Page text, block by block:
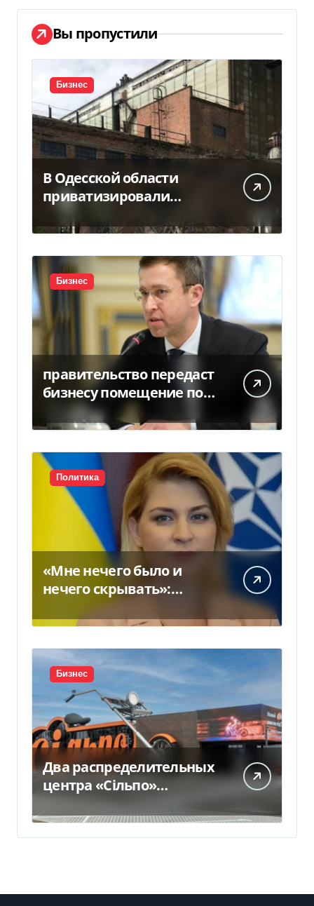
Вы пропустили
Бизнес
В Одесской области
приватизировали
«Хлебную базу №77» за
5,7 млн грн
Бизнес
правительство передаст
бизнесу помещение под
склады
Политика
«Мне нечего было и
нечего скрывать»:
Стефанишина
прокомментировала
новое подозрение
Бизнес
Два распределительных
центра «Сільпо»
пострадали от
российской атаки —
Delo.ua